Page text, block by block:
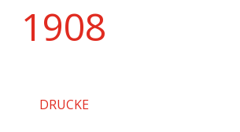
1908
DRUCKE